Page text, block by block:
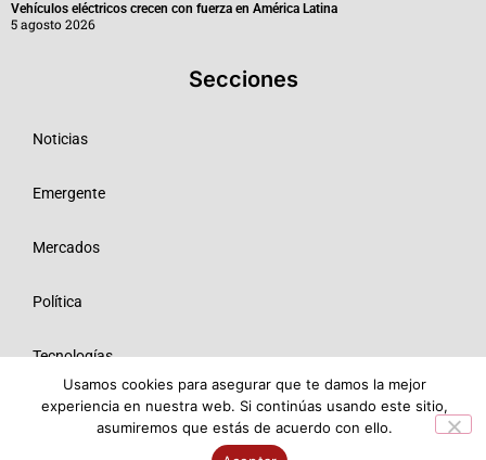
Vehículos eléctricos crecen con fuerza en América Latina
5 agosto 2026
Secciones
Noticias
Emergente
Mercados
Política
Tecnologías
Opinión
Usamos cookies para asegurar que te damos la mejor
experiencia en nuestra web. Si continúas usando este sitio,
asumiremos que estás de acuerdo con ello.